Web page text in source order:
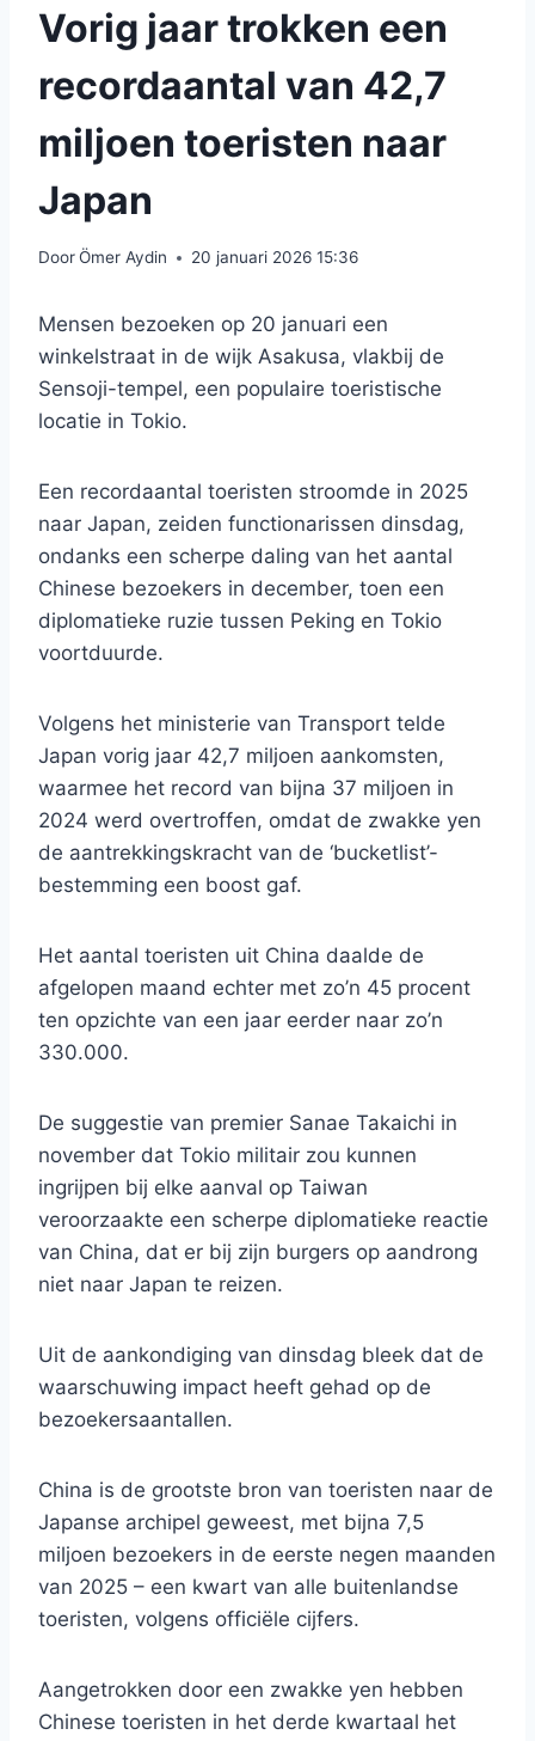
Vorig jaar trokken een
recordaantal van 42,7
miljoen toeristen naar
Japan
DoorÖmer Aydin 20 januari 2026 15:36
Mensen bezoeken op 20 januari een
winkelstraat in de wijk Asakusa, vlakbij de
Sensoji-tempel, een populaire toeristische
locatie in Tokio.
Een recordaantal toeristen stroomde in 2025
naar Japan, zeiden functionarissen dinsdag,
ondanks een scherpe daling van het aantal
Chinese bezoekers in december, toen een
diplomatieke ruzie tussen Peking en Tokio
voortduurde.
Volgens het ministerie van Transport telde
Japan vorig jaar 42,7 miljoen aankomsten,
waarmee het record van bijna 37 miljoen in
2024 werd overtroffen, omdat de zwakke yen
de aantrekkingskracht van de ‘bucketlist’-
bestemming een boost gaf.
Het aantal toeristen uit China daalde de
afgelopen maand echter met zo’n 45 procent
ten opzichte van een jaar eerder naar zo’n
330.000.
De suggestie van premier Sanae Takaichi in
november dat Tokio militair zou kunnen
ingrijpen bij elke aanval op Taiwan
veroorzaakte een scherpe diplomatieke reactie
van China, dat er bij zijn burgers op aandrong
niet naar Japan te reizen.
Uit de aankondiging van dinsdag bleek dat de
waarschuwing impact heeft gehad op de
bezoekersaantallen.
China is de grootste bron van toeristen naar de
Japanse archipel geweest, met bijna 7,5
miljoen bezoekers in de eerste negen maanden
van 2025 – een kwart van alle buitenlandse
toeristen, volgens officiële cijfers.
Aangetrokken door een zwakke yen hebben
Chinese toeristen in het derde kwartaal het